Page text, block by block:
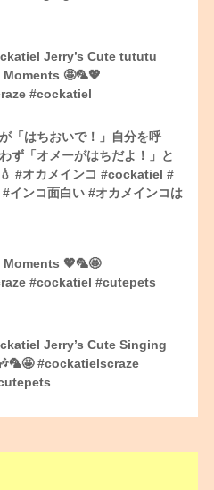
Jerry’s Cute tututu
🤩🦜💖
#cockatiel
「はちおいで！」自分を呼
ず「オメーがはちだよ！」と
#オカメインコ #cockatiel #
インコ面白い #オカメインコは
💖🦜🤩
#cockatiel #cutepets
Jerry’s Cute Singing
#cockatielscraze